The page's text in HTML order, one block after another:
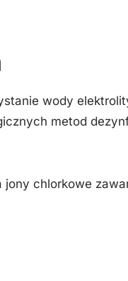
wody
metod
jony chlorkowe